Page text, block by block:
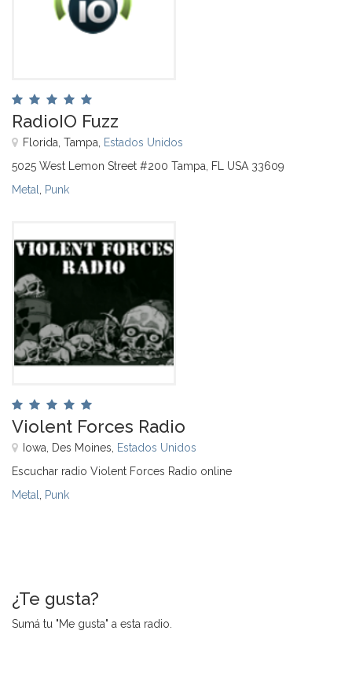
RadioIO Fuzz
Florida, Tampa, Estados Unidos
5025 West Lemon Street #200 Tampa, FL USA 33609
Metal
Punk
Violent Forces Radio
Iowa, Des Moines, Estados Unidos
Escuchar radio Violent Forces Radio online
Metal
Punk
¿Te gusta?
Sumá tu "Me gusta" a esta radio.